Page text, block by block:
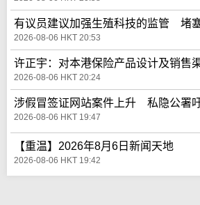
有议员建议加强生殖科技的监管 堵
2026-08-06 HKT 20:53
许正宇：对本港保险产品设计及销售
2026-08-06 HKT 20:24
涉假冒签证网站案件上升 私隐公署
2026-08-06 HKT 19:47
【重温】2026年8月6日新闻天地
2026-08-06 HKT 19:42